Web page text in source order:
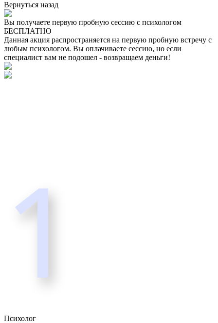
Вернуться назад
Вы получаете первую пробную сессию с психологом
БЕСПЛАТНО
Данная акция распространяется на первую пробную встречу с
любым психологом. Вы оплачиваете сессию, но если
специалист вам не подошел - возвращаем деньги!
1
Психолог